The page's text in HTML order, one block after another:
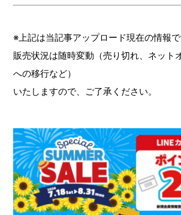
※上記は当記事アップロード現在の情報で
販売状況は随時変動（売り切れ、ネット
への移行など）
いたしますので、ご了承ください。